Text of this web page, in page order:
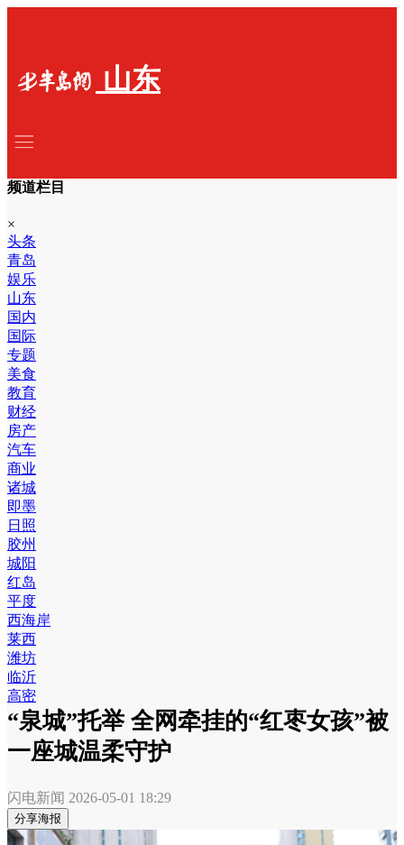
山东
频道栏目
×
头条
青岛
娱乐
山东
国内
国际
专题
美食
教育
财经
房产
汽车
商业
诸城
即墨
日照
胶州
城阳
红岛
平度
西海岸
莱西
潍坊
临沂
高密
“泉城”托举 全网牵挂的“红枣女孩”被
一座城温柔守护
闪电新闻 2026-05-01 18:29
分享海报